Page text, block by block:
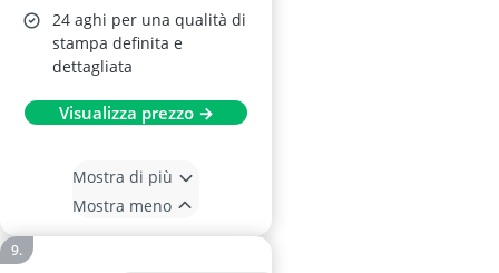
24 aghi per una qualità di
stampa definita e
dettagliata
Visualizza prezzo →
Mostra di più
Mostra meno